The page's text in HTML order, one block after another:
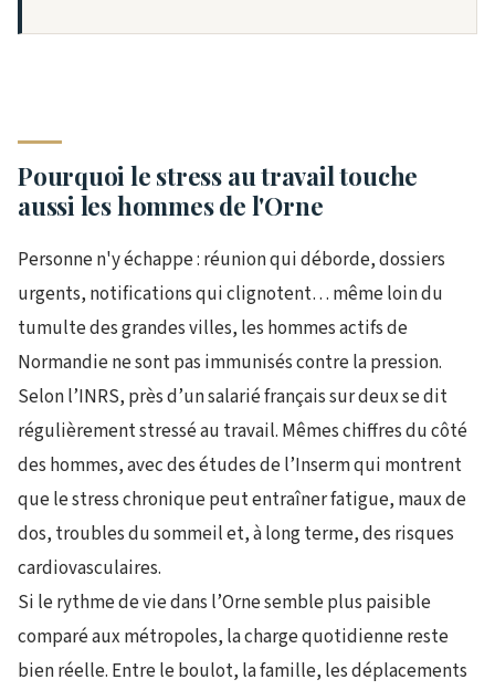
Pourquoi le stress au travail touche
aussi les hommes de l'Orne
Personne n'y échappe : réunion qui déborde, dossiers
urgents, notifications qui clignotent… même loin du
tumulte des grandes villes, les hommes actifs de
Normandie ne sont pas immunisés contre la pression.
Selon l’INRS, près d’un salarié français sur deux se dit
régulièrement stressé au travail. Mêmes chiffres du côté
des hommes, avec des études de l’Inserm qui montrent
que le stress chronique peut entraîner fatigue, maux de
dos, troubles du sommeil et, à long terme, des risques
cardiovasculaires.
Si le rythme de vie dans l’Orne semble plus paisible
comparé aux métropoles, la charge quotidienne reste
bien réelle. Entre le boulot, la famille, les déplacements